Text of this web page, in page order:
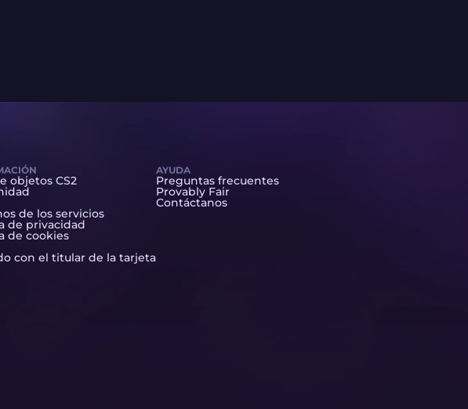
objetos CS2
de los servicios
de privacidad
de cookies
con el titular de la tarjeta
AYUDA
Preguntas frecuentes
Provably Fair
Contáctanos